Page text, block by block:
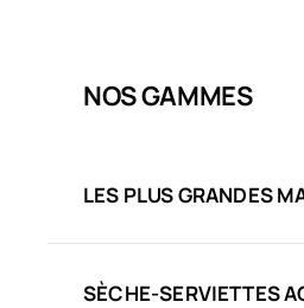
NOS GAMMES
LES PLUS GRANDES
SÈCHE-SERVIETTES